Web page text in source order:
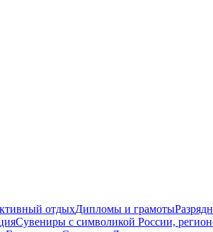
отдыхДипломы и грамоты
Сувениры с символикой России,